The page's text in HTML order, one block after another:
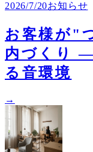
2026/7/20お知らせ
お客様が"
内づくり
る音環境
→